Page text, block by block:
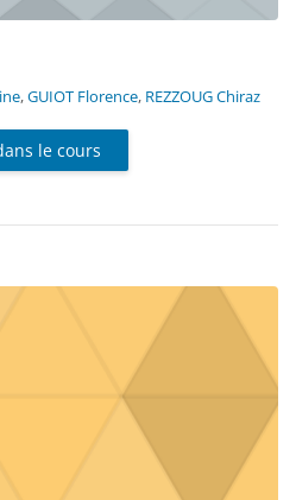
,GUIOT Florence, REZZOUG Chiraz
le cours